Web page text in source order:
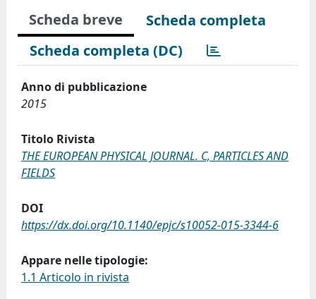
Scheda breve
Scheda completa
Scheda completa (DC)
Anno di pubblicazione
2015
Titolo Rivista
THE EUROPEAN PHYSICAL JOURNAL. C, PARTICLES AND
FIELDS
DOI
https://dx.doi.org/10.1140/epjc/s10052-015-3344-6
Appare nelle tipologie:
1.1 Articolo in rivista